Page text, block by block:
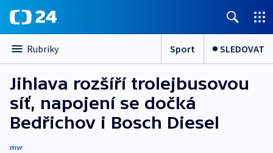
Rubriky Sport SLEDOVAT
Jihlava rozšíří trolejbusovou
síť, napojení se dočká
Bedřichov i Bosch Diesel
mvr